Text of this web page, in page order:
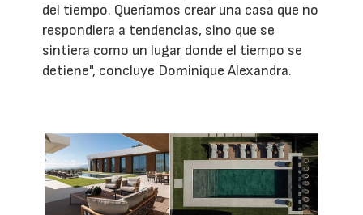
del tiempo. Queríamos crear una casa que no
respondiera a tendencias, sino que se
sintiera como un lugar donde el tiempo se
detiene", concluye Dominique Alexandra.